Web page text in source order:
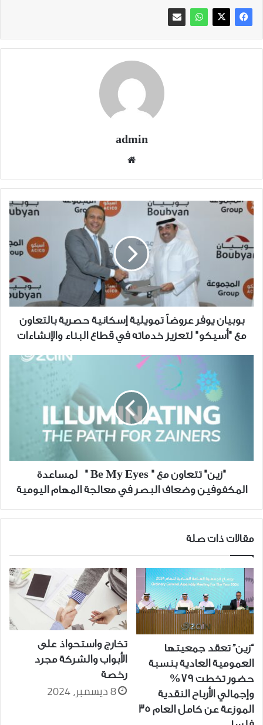
admin
بوبيان
يوفر
عروضاً
تمويلية
إسكانية
حصرية
بالتعاون
مع
"أسيكو"
لتعزيز
خدماته
في
والإنشاءات
بوبيان يوفر عروضاً تمويلية إسكانية حصرية بالتعاون
مع "أسيكو" لتعزيز خدماته في قطاع البناء والإنشاءات
"زين"
" لمساعدة
المكفوفين
وضعاف
البصر
في
معالجة
المهام
اليومية
"زين" تتعاون مع " Be My Eyes " لمساعدة
المكفوفين وضعاف البصر في معالجة المهام اليومية
مقالات ذات صلة
“زين” تعقد جمعيتها
العمومية العادية بنسبة
حضور تخطت 79%
وإجمالي الأرباح النقدية
الموزعة عن كامل العام 35
تخارج واستحواذ على
الأبواب والشركة مجرد
رخصة
8 ديسمبر، 2024